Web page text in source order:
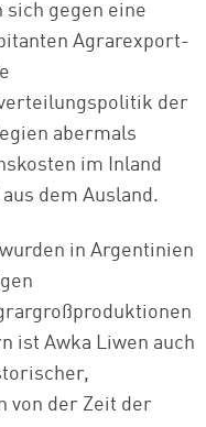
gegen eine
Agrarexport-
der
abermals
im Inland
dem Ausland.
in Argentinien
ist Awka Liwen auch
von der Zeit der